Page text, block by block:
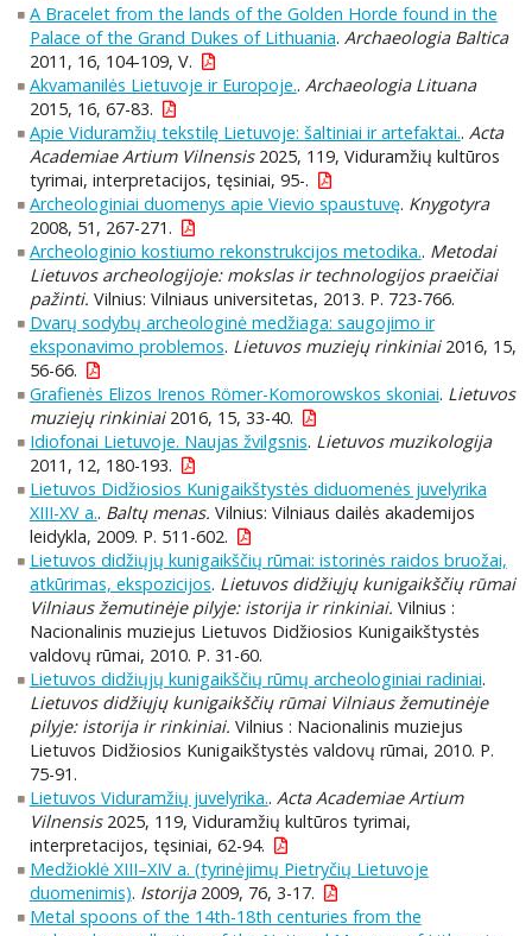
A Bracelet from the lands of the Golden Horde found in the
Palace of the Grand Dukes of Lithuania. Archaeologia Baltica
2011, 16, 104-109, V.
Akvamanilės Lietuvoje ir Europoje.. Archaeologia Lituana
2015, 16, 67-83.
Apie Viduramžių tekstilę Lietuvoje: šaltiniai ir artefaktai.. Acta
Academiae Artium Vilnensis2025, 119, Viduramžių kultūros
tyrimai, interpretacijos, tęsiniai, 95-.
Archeologiniai duomenys apie Vievio spaustuvę. Knygotyra
2008, 51, 267-271.
Archeologinio kostiumo rekonstrukcijos metodika.. Metodai
Lietuvos archeologijoje: mokslas ir technologijos praeičiai
pažinti. Vilnius: Vilniaus universitetas, 2013. P. 723-766.
Dvarų sodybų archeologinė medžiaga: saugojimo ir
eksponavimo problemos. Lietuvos muziejų rinkiniai2016, 15,
56-66.
Grafienės Elizos Irenos Römer-Komorowskos skoniai. Lietuvos
muziejų rinkiniai2016, 15, 33-40.
Idiofonai Lietuvoje. Naujas žvilgsnis. Lietuvos muzikologija
2011, 12, 180-193.
Lietuvos Didžiosios Kunigaikštystės diduomenės juvelyrika
XIII-XV a.. Baltų menas. Vilnius: Vilniaus dailės akademijos
leidykla, 2009. P. 511-602.
Lietuvos didžiųjų kunigaikščių rūmai: istorinės raidos bruožai,
atkūrimas, ekspozicijos. Lietuvos didžiųjų kunigaikščių rūmai
Vilniaus žemutinėje pilyje: istorija ir rinkiniai. Vilnius :
Nacionalinis muziejus Lietuvos Didžiosios Kunigaikštystės
valdovų rūmai, 2010. P. 31-60.
Lietuvos didžiųjų kunigaikščių rūmų archeologiniai radiniai.
Lietuvos didžiųjų kunigaikščių rūmai Vilniaus žemutinėje
pilyje: istorija ir rinkiniai. Vilnius : Nacionalinis muziejus
Lietuvos Didžiosios Kunigaikštystės valdovų rūmai, 2010. P.
75-91.
Lietuvos Viduramžių juvelyrika.. Acta Academiae Artium
Vilnensis2025, 119, Viduramžių kultūros tyrimai,
interpretacijos, tęsiniai, 62-94.
Medžioklė XIII–XIV a. (tyrinėjimų Pietryčių Lietuvoje
duomenimis). Istorija2009, 76, 3-17.
Metal spoons of the 14th-18th centuries from the